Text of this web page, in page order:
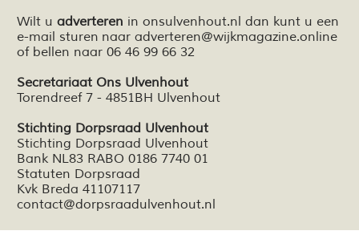
Wilt u adverteren in onsulvenhout.nl dan kunt u een
e-mail sturen naar adverteren@wijkmagazine.online
of bellen naar 06 46 99 66 32
Secretariaat Ons Ulvenhout
Torendreef 7 - 4851BH Ulvenhout
Stichting Dorpsraad Ulvenhout
Stichting Dorpsraad Ulvenhout
Bank NL83 RABO 0186 7740 01
Statuten Dorpsraad
Kvk Breda 41107117
contact@dorpsraadulvenhout.nl